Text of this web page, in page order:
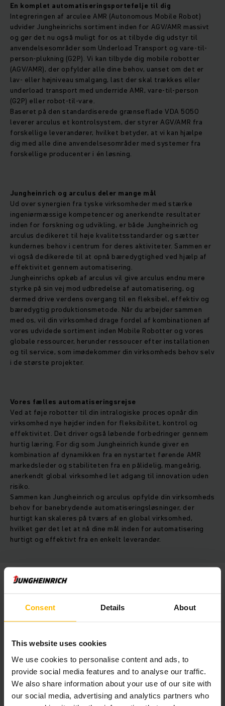
Consent Details About
This website uses cookies
We use cookies to personalise content and ads, to
provide social media features and to analyse our traffic.
We also share information about your use of our site with
our social media, advertising and analytics partners who
En komplet automatiseringsportefølje til dig
Integreringen af arculee AMR (Autonomous Mobile Robot)
udvider Jungheinrichs sortiment inden for AGV/AMR massivt
og gør det nu også muligt for os at tilbyde dig udstyr til
anvendelsesområder som Underload Transport og vare-til-
person-plukning (G2P). Vi kan tilbyde dig mobile robotter
(AGV/AMR), der opfylder alle dine behov, uanset om det er
lav- eller højniveau smalgang, last der skal trækkes eller
underload transport med underride AMR, vare-til-person
(G2P) eller robot-til-vare.
Baseret på den standardiserede grænseflade VDA 5050
leverer arculus et kontrolsystem, der styrer AGV/AMR fra
forskellige leverandører, hvilket betyder, at vi kan hjælpe
dig med alle dine anvendelsesområder med systemer fra
forskellige producenter i én løsning.
Jungheinrich og arculus deler mange mål
Ud over synergien fra tyske virksomheder med stærke
ingeniørmæssige kompetencer og anerkendte resultater
inden for forskning og udvikling, er både Jungheinrich og
arculus dedikeret til høje kvalitetsstandarder og sætter
kundernes behov i centrum for deres aktiviteter. Sammen er
vi også dedikerede til at opnå bæredygtighed ved hjælp af
effektivitet gennem automatisering.
Jungheinrichs opkøb af arculus vil give arculus endnu mere
styrke på sin vej mod udbredelse af automatisering, og
dermed drive verdens overgang til en fleksibel, effektiv og
bæredygtig produktionsmetode. Når du arbejder sammen
med os, vil din virksomhed drage fordel af kombinationen af
vores udvidede sortiment inden Mobile Robotter og vores
globale ressourcer, herunder ressoucer efter installationen
og til service, som imødekommer din virksomheds behov selv
i de største projekter.
Vores fælles automatiseringsrejse
Ved at føje robotter til din intralogiske proces opnår din
virksomhed nye højder inden for fleksibilitet, kontrol og
effektivitet. Det driver også løbende forbedringer gennem
hurtig læring. For dig som Jungheinrich kunde giver en
kombination af dynamikken fra en nystartet førende AMR
markedsleder og stabiliteten fra en pålidelig, mangeårig,
anerkendt global virksomhed let adgang til innovation uden
risiko.
Sammen kan Jungheinrich og arculus opfylde din virksomheds
behov for banebrydende automatiseringsløsninger, der
hurtigt kan skaleres på tværs af en global virksomhed,
hvilket gør det let at nå dine mål inden for automatisering
hurtigt og effektivt fra en enkelt leverandør.